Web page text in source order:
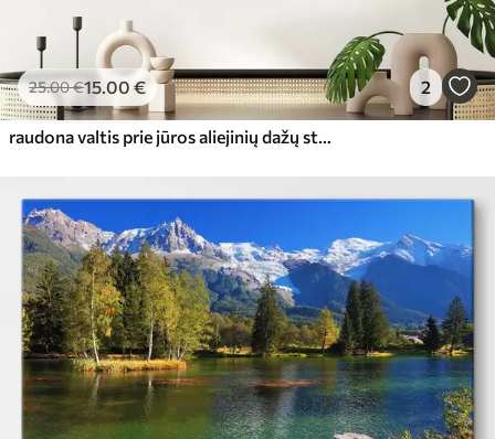
25.00€15.00 € 2
raudona valtis prie jūros aliejinių dažų stiliumi